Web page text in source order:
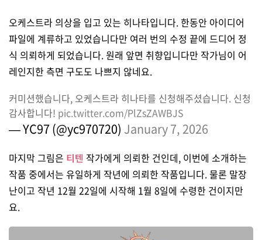
오케스트라 의상을 입고 있는 히나타입니다. 한동안 아이디어
파일에 계류하고 있었습니다만 여러 번의 수정 끝에 드디어 정
식 의뢰하게 되었습니다. 원래 앞면 취향입니다만 작가님이 어
레인지한 측면 구도도 나쁘지 않네요.
커미션했습니다, 오케스트라 히나타를 신청해주셨습니다. 신청
감사합니다! pic.twitter.com/PlZsZAWBJS
— YC97 (@yc970720) January 7, 2026
마지막 그림은 티텐 작가에게 의뢰한 건인데, 이번에 소개하는
작품 중에서는 유일하게 작년에 의뢰한 작품입니다. 물론 말장
난이고 작년 12월 22일에 시작해 1월 8일에 수령한 건이지만
요.